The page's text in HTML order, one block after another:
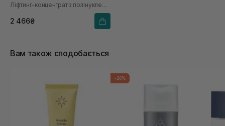
Ліфтинг-концентрат з полінуклеотидами
2 466₴
Вам також сподобається
-20%